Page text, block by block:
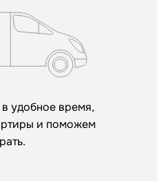
удобное время,
и поможем